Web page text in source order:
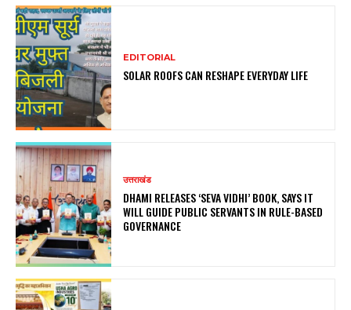
EDITORIAL
SOLAR ROOFS CAN RESHAPE EVERYDAY LIFE
उत्तराखंड
DHAMI RELEASES ‘SEVA VIDHI’ BOOK, SAYS IT
WILL GUIDE PUBLIC SERVANTS IN RULE-BASED
GOVERNANCE